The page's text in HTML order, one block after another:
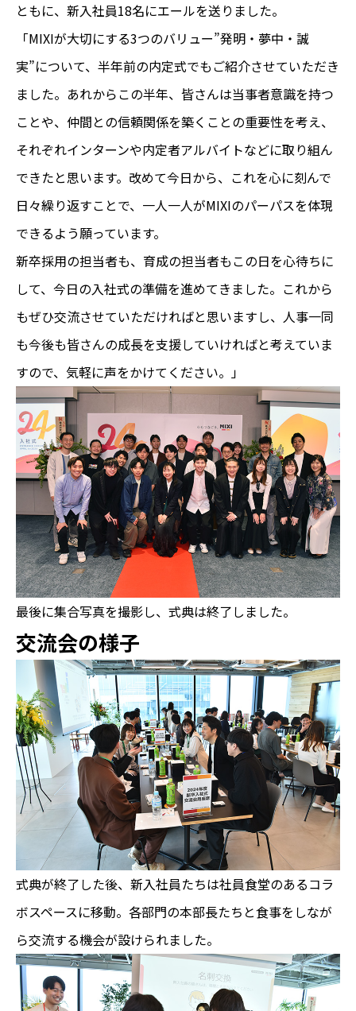
ともに、新入社員18名にエールを送りました。
「MIXIが大切にする3つのバリュー”発明・夢中・誠
実”について、半年前の内定式でもご紹介させていただき
ました。あれからこの半年、皆さんは当事者意識を持つ
ことや、仲間との信頼関係を築くことの重要性を考え、
それぞれインターンや内定者アルバイトなどに取り組ん
できたと思います。改めて今日から、これを心に刻んで
日々繰り返すことで、一人一人がMIXIのパーパスを体現
できるよう願っています。
新卒採用の担当者も、育成の担当者もこの日を心待ちに
して、今日の入社式の準備を進めてきました。これから
もぜひ交流させていただければと思いますし、人事一同
も今後も皆さんの成長を支援していければと考えていま
すので、気軽に声をかけてください。」
最後に集合写真を撮影し、式典は終了しました。
交流会の様子
式典が終了した後、新入社員たちは社員食堂のあるコラ
ボスペースに移動。各部門の本部長たちと食事をしなが
ら交流する機会が設けられました。